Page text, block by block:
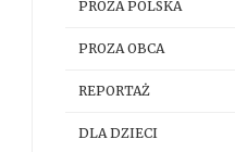
PROZA POLSKA
PROZA OBCA
REPORTAŻ
DLA DZIECI